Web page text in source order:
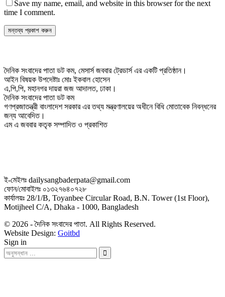
Save my name, email, and website in this browser for the next
time I comment.
দৈনিক সংবাদের পাতা ডট কম, মেসার্স জববার ট্রেডার্স এর একটি প্রতিষ্ঠান।
আইন বিষয়ক উপদেষ্টাঃ মোঃ ইকবাল হোসেন
এ,পি,পি, মহানগর দায়রা জজ আদালত, ঢাকা।
দৈনিক সংবাদের পাতা ডট কম
গণপ্রজাতন্ত্রী বাংলাদেশ সরকার এর তথ্য মন্ত্রণালয়ের অধীনে বিধি মোতাবেক নিবন্ধনের
জন্য আবেদিত।
এম এ জববার কতৃক সম্পাদিত ও প্রকাশিত
ই-মেইলঃ dailysangbaderpata@gmail.com
ফোন/মোবাইলঃ ০১৩২৭৬৪০৭২৮
কার্যালয়ঃ 28/1/B, Toyanbee Circular Road, B.N. Tower (1st Floor),
Motijheel C/A, Dhaka - 1000, Bangladesh
© 2026 - দৈনিক সংবাদের পাতা. All Rights Reserved.
Website Design: Goitbd
Sign in